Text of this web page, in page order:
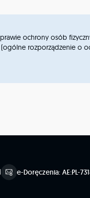
ochrony osób
rozporządzenie o
e-Doręczenia: AE:PL-